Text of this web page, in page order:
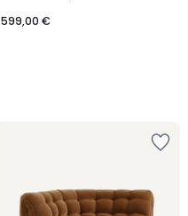
599,00 €